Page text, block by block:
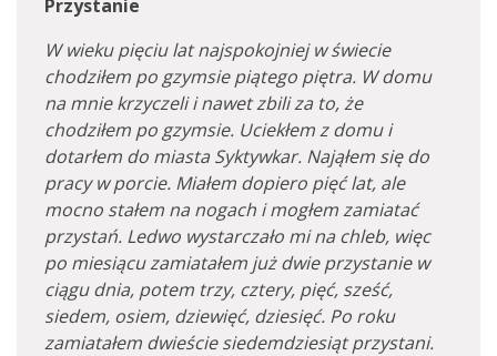
Przystanie
W wieku pięciu lat najspokojniej w świecie
chodziłem po gzymsie piątego piętra. W domu
na mnie krzyczeli i nawet zbili za to, że
chodziłem po gzymsie. Uciekłem z domu i
dotarłem do miasta Syktywkar. Nająłem się do
pracy w porcie. Miałem dopiero pięć lat, ale
mocno stałem na nogach i mogłem zamiatać
przystań. Ledwo wystarczało mi na chleb, więc
po miesiącu zamiatałem już dwie przystanie w
ciągu dnia, potem trzy, cztery, pięć, sześć,
siedem, osiem, dziewięć, dziesięć. Po roku
zamiatałem dwieście siedemdziesiąt przystani.